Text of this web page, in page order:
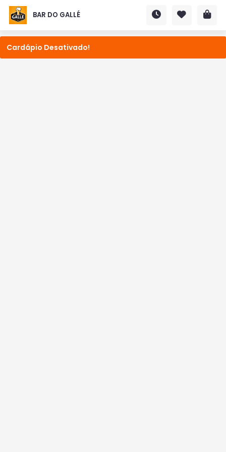
BAR DO GALLÉ
Cardápio Desativado!